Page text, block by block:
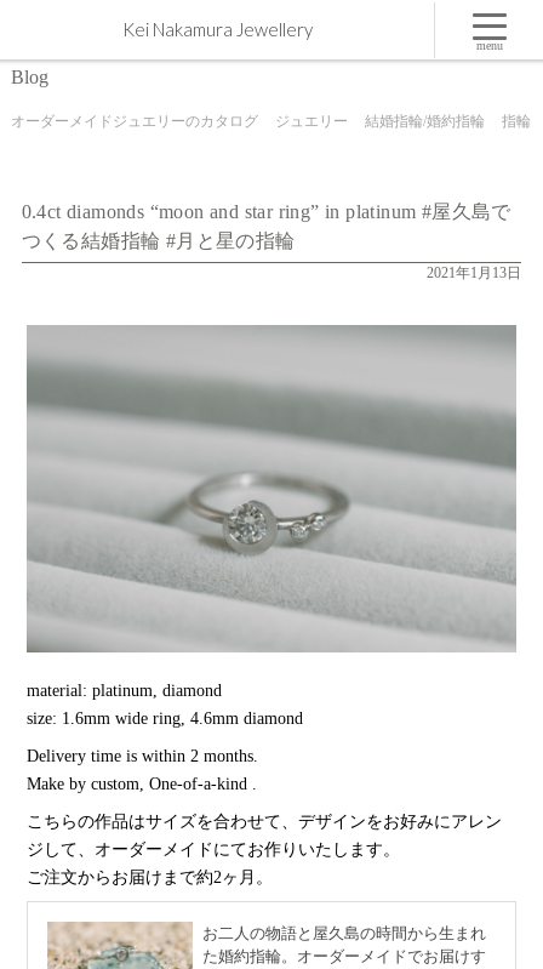
0.4ct diamonds “moon and star ring” in platinum #屋久島でつくる結婚指輪 #月と星の指輪 | 屋久島,
ジュエリー,オーダーメイドのマリッジリング（結婚・婚約指輪）制作 | Kei Nakamura Jewellery
Kei Nakamura Jewellery
Blog
オーダーメイドジュエリーのカタログ ジュエリー 結婚指輪/婚約指輪 指輪
0.4ct diamonds “moon and star ring” in platinum #屋久島で
つくる結婚指輪 #月と星の指輪
2021年1月13日
material: platinum, diamond
size: 1.6mm wide ring, 4.6mm diamond
Delivery time is within 2 months.
Make by custom, One-of-a-kind .
こちらの作品はサイズを合わせて、デザインをお好みにアレン
ジして、オーダーメイドにてお作りいたします。
ご注文からお届けまで約2ヶ月。
menu